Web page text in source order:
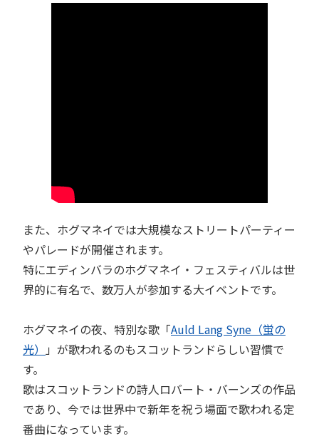
また、ホグマネイでは大規模なストリートパーティー
やパレードが開催されます。
特にエディンバラのホグマネイ・フェスティバルは世
界的に有名で、数万人が参加する大イベントです。
ホグマネイの夜、特別な歌「Auld Lang Syne（蛍の
光）
」が歌われるのもスコットランドらしい習慣で
す。
歌はスコットランドの詩人ロバート・バーンズの作品
であり、今では世界中で新年を祝う場面で歌われる定
番曲になっています。